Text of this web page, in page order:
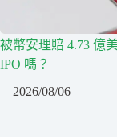
被幣安理賠 4.73 億
IPO 嗎？
2026/08/06